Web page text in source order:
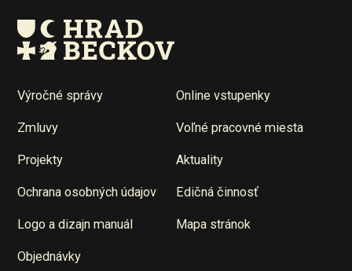
Výročné správy Online vstupenky
Zmluvy Voľné pracovné miesta
Projekty Aktuality
Ochrana osobných údajov Edičná činnosť
Logo a dizajn manuál Mapa stránok
Objednávky